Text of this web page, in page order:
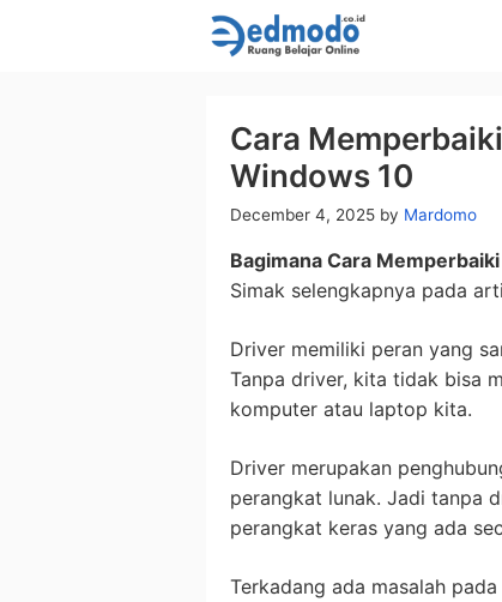
Cara
Windows 10
December 4, 2025 by Mardomo
Bagimana Cara
Simak selengkapnya pada
Driver memiliki peran yang
Tanpa driver, kita tidak bisa
komputer atau laptop kita.
Driver merupakan
perangkat lunak. Jadi tanpa
perangkat keras yang ada
Terkadang ada masalah